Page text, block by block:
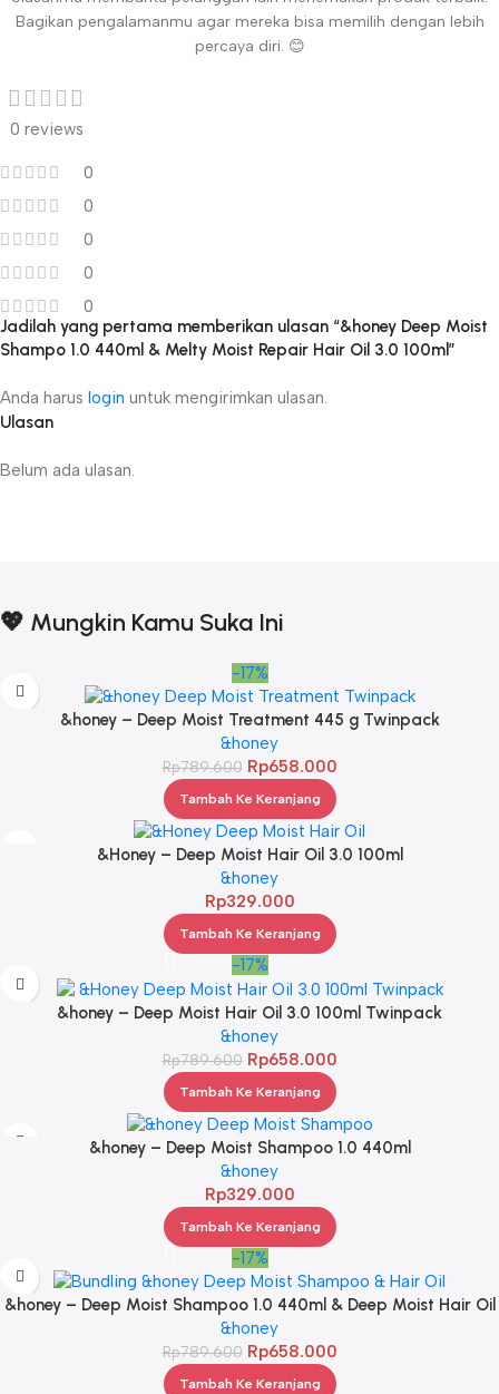
Bagikan pengalamanmu agar mereka bisa memilih dengan lebih
percaya diri. 😊
0 reviews
0
0
0
0
0
Ulasan
Belum ada ulasan.
Jadilah yang pertama memberikan ulasan “&honey Deep Moist
Shampo 1.0 440ml & Melty Moist Repair Hair Oil 3.0 100ml”
Anda harus login untuk mengirimkan ulasan.
💖 Mungkin Kamu Suka Ini
-17%
&honey – Deep Moist Treatment 445 g Twinpack
&honey
Rp789.600 Rp658.000
Tambah Ke Keranjang
&Honey – Deep Moist Hair Oil 3.0 100ml
&honey
Rp329.000
Tambah Ke Keranjang
-17%
&honey – Deep Moist Hair Oil 3.0 100ml Twinpack
&honey
Rp789.600 Rp658.000
Tambah Ke Keranjang
&honey – Deep Moist Shampoo 1.0 440ml
&honey
Rp329.000
Tambah Ke Keranjang
-17%
&honey – Deep Moist Shampoo 1.0 440ml & Deep Moist Hair Oil
3.0 100ml
&honey
Rp789.600 Rp658.000
Tambah Ke Keranjang